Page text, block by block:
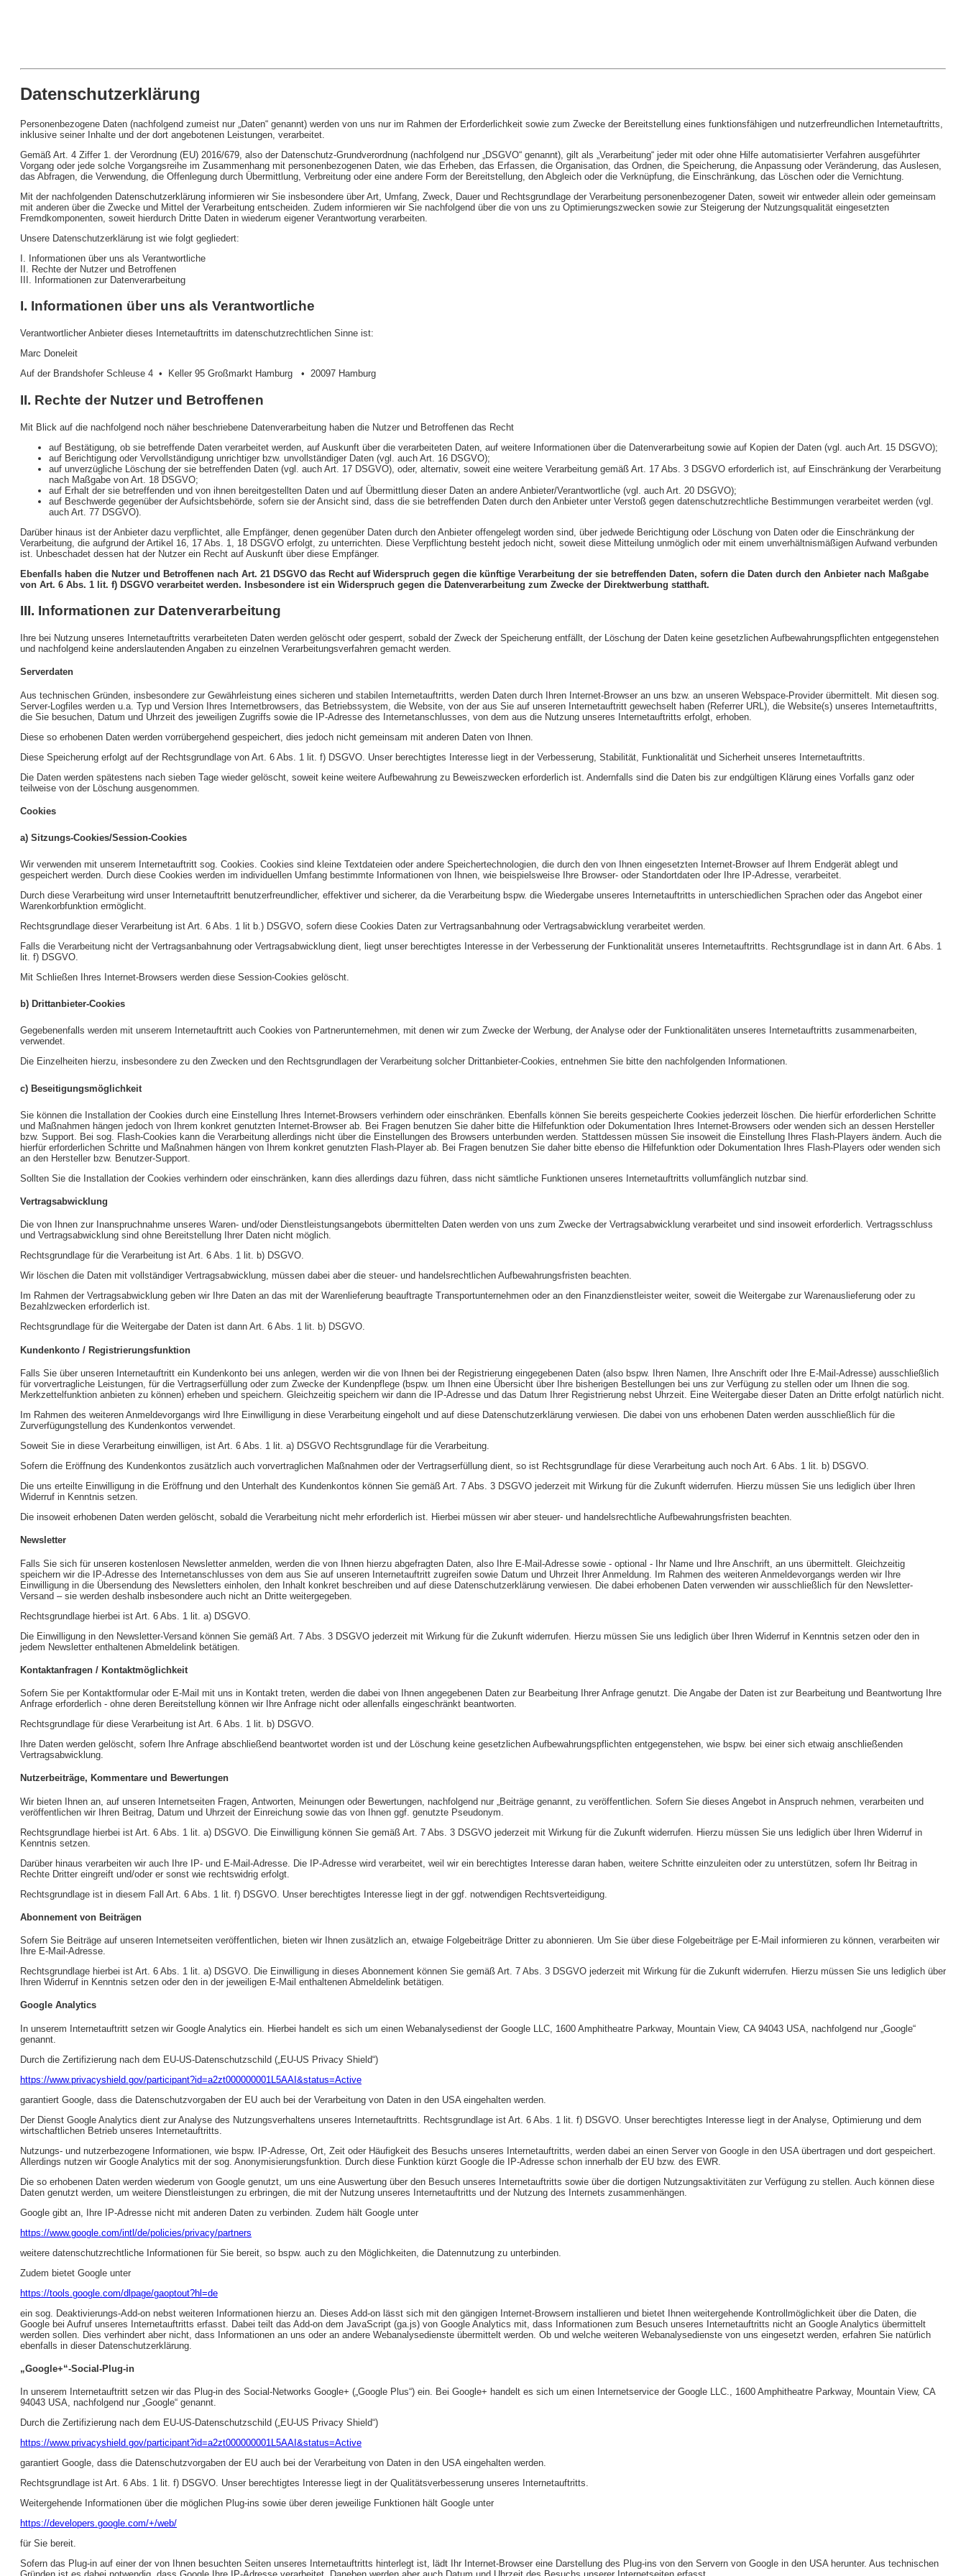
Datenschutzerklärung
Personenbezogene Daten (nachfolgend zumeist nur „Daten“ genannt) werden von uns nur im Rahmen der Erforderlichkeit sowie zum Zwecke der Bereitstellung eines funktionsfähigen und nutzerfreundlichen Internetauftritts,
inklusive seiner Inhalte und der dort angebotenen Leistungen, verarbeitet.
Gemäß Art. 4 Ziffer 1. der Verordnung (EU) 2016/679, also der Datenschutz-Grundverordnung (nachfolgend nur „DSGVO“ genannt), gilt als „Verarbeitung“ jeder mit oder ohne Hilfe automatisierter Verfahren ausgeführter
Vorgang oder jede solche Vorgangsreihe im Zusammenhang mit personenbezogenen Daten, wie das Erheben, das Erfassen, die Organisation, das Ordnen, die Speicherung, die Anpassung oder Veränderung, das Auslesen,
das Abfragen, die Verwendung, die Offenlegung durch Übermittlung, Verbreitung oder eine andere Form der Bereitstellung, den Abgleich oder die Verknüpfung, die Einschränkung, das Löschen oder die Vernichtung.
Mit der nachfolgenden Datenschutzerklärung informieren wir Sie insbesondere über Art, Umfang, Zweck, Dauer und Rechtsgrundlage der Verarbeitung personenbezogener Daten, soweit wir entweder allein oder gemeinsam
mit anderen über die Zwecke und Mittel der Verarbeitung entscheiden. Zudem informieren wir Sie nachfolgend über die von uns zu Optimierungszwecken sowie zur Steigerung der Nutzungsqualität eingesetzten
Fremdkomponenten, soweit hierdurch Dritte Daten in wiederum eigener Verantwortung verarbeiten.
Unsere Datenschutzerklärung ist wie folgt gegliedert:
I. Informationen über uns als Verantwortliche
II. Rechte der Nutzer und Betroffenen
III. Informationen zur Datenverarbeitung
I. Informationen über uns als Verantwortliche
Verantwortlicher Anbieter dieses Internetauftritts im datenschutzrechtlichen Sinne ist:
Marc Doneleit
Auf der Brandshofer Schleuse 4 • Keller 95 Großmarkt Hamburg • 20097 Hamburg
II. Rechte der Nutzer und Betroffenen
Mit Blick auf die nachfolgend noch näher beschriebene Datenverarbeitung haben die Nutzer und Betroffenen das Recht
auf Bestätigung, ob sie betreffende Daten verarbeitet werden, auf Auskunft über die verarbeiteten Daten, auf weitere Informationen über die Datenverarbeitung sowie auf Kopien der Daten (vgl. auch Art. 15 DSGVO);
auf Berichtigung oder Vervollständigung unrichtiger bzw. unvollständiger Daten (vgl. auch Art. 16 DSGVO);
auf unverzügliche Löschung der sie betreffenden Daten (vgl. auch Art. 17 DSGVO), oder, alternativ, soweit eine weitere Verarbeitung gemäß Art. 17 Abs. 3 DSGVO erforderlich ist, auf Einschränkung der Verarbeitung
nach Maßgabe von Art. 18 DSGVO;
auf Erhalt der sie betreffenden und von ihnen bereitgestellten Daten und auf Übermittlung dieser Daten an andere Anbieter/Verantwortliche (vgl. auch Art. 20 DSGVO);
auf Beschwerde gegenüber der Aufsichtsbehörde, sofern sie der Ansicht sind, dass die sie betreffenden Daten durch den Anbieter unter Verstoß gegen datenschutzrechtliche Bestimmungen verarbeitet werden (vgl.
auch Art. 77 DSGVO).
Darüber hinaus ist der Anbieter dazu verpflichtet, alle Empfänger, denen gegenüber Daten durch den Anbieter offengelegt worden sind, über jedwede Berichtigung oder Löschung von Daten oder die Einschränkung der
Verarbeitung, die aufgrund der Artikel 16, 17 Abs. 1, 18 DSGVO erfolgt, zu unterrichten. Diese Verpflichtung besteht jedoch nicht, soweit diese Mitteilung unmöglich oder mit einem unverhältnismäßigen Aufwand verbunden
ist. Unbeschadet dessen hat der Nutzer ein Recht auf Auskunft über diese Empfänger.
Ebenfalls haben die Nutzer und Betroffenen nach Art. 21 DSGVO das Recht auf Widerspruch gegen die künftige Verarbeitung der sie betreffenden Daten, sofern die Daten durch den Anbieter nach Maßgabe
von Art. 6 Abs. 1 lit. f) DSGVO verarbeitet werden. Insbesondere ist ein Widerspruch gegen die Datenverarbeitung zum Zwecke der Direktwerbung statthaft.
III. Informationen zur Datenverarbeitung
Ihre bei Nutzung unseres Internetauftritts verarbeiteten Daten werden gelöscht oder gesperrt, sobald der Zweck der Speicherung entfällt, der Löschung der Daten keine gesetzlichen Aufbewahrungspflichten entgegenstehen
und nachfolgend keine anderslautenden Angaben zu einzelnen Verarbeitungsverfahren gemacht werden.
Serverdaten
Aus technischen Gründen, insbesondere zur Gewährleistung eines sicheren und stabilen Internetauftritts, werden Daten durch Ihren Internet-Browser an uns bzw. an unseren Webspace-Provider übermittelt. Mit diesen sog.
Server-Logfiles werden u.a. Typ und Version Ihres Internetbrowsers, das Betriebssystem, die Website, von der aus Sie auf unseren Internetauftritt gewechselt haben (Referrer URL), die Website(s) unseres Internetauftritts,
die Sie besuchen, Datum und Uhrzeit des jeweiligen Zugriffs sowie die IP-Adresse des Internetanschlusses, von dem aus die Nutzung unseres Internetauftritts erfolgt, erhoben.
Diese so erhobenen Daten werden vorrübergehend gespeichert, dies jedoch nicht gemeinsam mit anderen Daten von Ihnen.
Diese Speicherung erfolgt auf der Rechtsgrundlage von Art. 6 Abs. 1 lit. f) DSGVO. Unser berechtigtes Interesse liegt in der Verbesserung, Stabilität, Funktionalität und Sicherheit unseres Internetauftritts.
Die Daten werden spätestens nach sieben Tage wieder gelöscht, soweit keine weitere Aufbewahrung zu Beweiszwecken erforderlich ist. Andernfalls sind die Daten bis zur endgültigen Klärung eines Vorfalls ganz oder
teilweise von der Löschung ausgenommen.
Cookies
a) Sitzungs-Cookies/Session-Cookies
Wir verwenden mit unserem Internetauftritt sog. Cookies. Cookies sind kleine Textdateien oder andere Speichertechnologien, die durch den von Ihnen eingesetzten Internet-Browser auf Ihrem Endgerät ablegt und
gespeichert werden. Durch diese Cookies werden im individuellen Umfang bestimmte Informationen von Ihnen, wie beispielsweise Ihre Browser- oder Standortdaten oder Ihre IP-Adresse, verarbeitet.
Durch diese Verarbeitung wird unser Internetauftritt benutzerfreundlicher, effektiver und sicherer, da die Verarbeitung bspw. die Wiedergabe unseres Internetauftritts in unterschiedlichen Sprachen oder das Angebot einer
Warenkorbfunktion ermöglicht.
Rechtsgrundlage dieser Verarbeitung ist Art. 6 Abs. 1 lit b.) DSGVO, sofern diese Cookies Daten zur Vertragsanbahnung oder Vertragsabwicklung verarbeitet werden.
Falls die Verarbeitung nicht der Vertragsanbahnung oder Vertragsabwicklung dient, liegt unser berechtigtes Interesse in der Verbesserung der Funktionalität unseres Internetauftritts. Rechtsgrundlage ist in dann Art. 6 Abs. 1
lit. f) DSGVO.
Mit Schließen Ihres Internet-Browsers werden diese Session-Cookies gelöscht.
b) Drittanbieter-Cookies
Gegebenenfalls werden mit unserem Internetauftritt auch Cookies von Partnerunternehmen, mit denen wir zum Zwecke der Werbung, der Analyse oder der Funktionalitäten unseres Internetauftritts zusammenarbeiten,
verwendet.
Die Einzelheiten hierzu, insbesondere zu den Zwecken und den Rechtsgrundlagen der Verarbeitung solcher Drittanbieter-Cookies, entnehmen Sie bitte den nachfolgenden Informationen.
c) Beseitigungsmöglichkeit
Sie können die Installation der Cookies durch eine Einstellung Ihres Internet-Browsers verhindern oder einschränken. Ebenfalls können Sie bereits gespeicherte Cookies jederzeit löschen. Die hierfür erforderlichen Schritte
und Maßnahmen hängen jedoch von Ihrem konkret genutzten Internet-Browser ab. Bei Fragen benutzen Sie daher bitte die Hilfefunktion oder Dokumentation Ihres Internet-Browsers oder wenden sich an dessen Hersteller
bzw. Support. Bei sog. Flash-Cookies kann die Verarbeitung allerdings nicht über die Einstellungen des Browsers unterbunden werden. Stattdessen müssen Sie insoweit die Einstellung Ihres Flash-Players ändern. Auch die
hierfür erforderlichen Schritte und Maßnahmen hängen von Ihrem konkret genutzten Flash-Player ab. Bei Fragen benutzen Sie daher bitte ebenso die Hilfefunktion oder Dokumentation Ihres Flash-Players oder wenden sich
an den Hersteller bzw. Benutzer-Support.
Sollten Sie die Installation der Cookies verhindern oder einschränken, kann dies allerdings dazu führen, dass nicht sämtliche Funktionen unseres Internetauftritts vollumfänglich nutzbar sind.
Vertragsabwicklung
Die von Ihnen zur Inanspruchnahme unseres Waren- und/oder Dienstleistungsangebots übermittelten Daten werden von uns zum Zwecke der Vertragsabwicklung verarbeitet und sind insoweit erforderlich. Vertragsschluss
und Vertragsabwicklung sind ohne Bereitstellung Ihrer Daten nicht möglich.
Rechtsgrundlage für die Verarbeitung ist Art. 6 Abs. 1 lit. b) DSGVO.
Wir löschen die Daten mit vollständiger Vertragsabwicklung, müssen dabei aber die steuer- und handelsrechtlichen Aufbewahrungsfristen beachten.
Im Rahmen der Vertragsabwicklung geben wir Ihre Daten an das mit der Warenlieferung beauftragte Transportunternehmen oder an den Finanzdienstleister weiter, soweit die Weitergabe zur Warenauslieferung oder zu
Bezahlzwecken erforderlich ist.
Rechtsgrundlage für die Weitergabe der Daten ist dann Art. 6 Abs. 1 lit. b) DSGVO.
Kundenkonto / Registrierungsfunktion
Falls Sie über unseren Internetauftritt ein Kundenkonto bei uns anlegen, werden wir die von Ihnen bei der Registrierung eingegebenen Daten (also bspw. Ihren Namen, Ihre Anschrift oder Ihre E-Mail-Adresse) ausschließlich
für vorvertragliche Leistungen, für die Vertragserfüllung oder zum Zwecke der Kundenpflege (bspw. um Ihnen eine Übersicht über Ihre bisherigen Bestellungen bei uns zur Verfügung zu stellen oder um Ihnen die sog.
Merkzettelfunktion anbieten zu können) erheben und speichern. Gleichzeitig speichern wir dann die IP-Adresse und das Datum Ihrer Registrierung nebst Uhrzeit. Eine Weitergabe dieser Daten an Dritte erfolgt natürlich nicht.
Im Rahmen des weiteren Anmeldevorgangs wird Ihre Einwilligung in diese Verarbeitung eingeholt und auf diese Datenschutzerklärung verwiesen. Die dabei von uns erhobenen Daten werden ausschließlich für die
Zurverfügungstellung des Kundenkontos verwendet.
Soweit Sie in diese Verarbeitung einwilligen, ist Art. 6 Abs. 1 lit. a) DSGVO Rechtsgrundlage für die Verarbeitung.
Sofern die Eröffnung des Kundenkontos zusätzlich auch vorvertraglichen Maßnahmen oder der Vertragserfüllung dient, so ist Rechtsgrundlage für diese Verarbeitung auch noch Art. 6 Abs. 1 lit. b) DSGVO.
Die uns erteilte Einwilligung in die Eröffnung und den Unterhalt des Kundenkontos können Sie gemäß Art. 7 Abs. 3 DSGVO jederzeit mit Wirkung für die Zukunft widerrufen. Hierzu müssen Sie uns lediglich über Ihren
Widerruf in Kenntnis setzen.
Die insoweit erhobenen Daten werden gelöscht, sobald die Verarbeitung nicht mehr erforderlich ist. Hierbei müssen wir aber steuer- und handelsrechtliche Aufbewahrungsfristen beachten.
Newsletter
Falls Sie sich für unseren kostenlosen Newsletter anmelden, werden die von Ihnen hierzu abgefragten Daten, also Ihre E-Mail-Adresse sowie - optional - Ihr Name und Ihre Anschrift, an uns übermittelt. Gleichzeitig
speichern wir die IP-Adresse des Internetanschlusses von dem aus Sie auf unseren Internetauftritt zugreifen sowie Datum und Uhrzeit Ihrer Anmeldung. Im Rahmen des weiteren Anmeldevorgangs werden wir Ihre
Einwilligung in die Übersendung des Newsletters einholen, den Inhalt konkret beschreiben und auf diese Datenschutzerklärung verwiesen. Die dabei erhobenen Daten verwenden wir ausschließlich für den Newsletter-
Versand – sie werden deshalb insbesondere auch nicht an Dritte weitergegeben.
Rechtsgrundlage hierbei ist Art. 6 Abs. 1 lit. a) DSGVO.
Die Einwilligung in den Newsletter-Versand können Sie gemäß Art. 7 Abs. 3 DSGVO jederzeit mit Wirkung für die Zukunft widerrufen. Hierzu müssen Sie uns lediglich über Ihren Widerruf in Kenntnis setzen oder den in
jedem Newsletter enthaltenen Abmeldelink betätigen.
Kontaktanfragen / Kontaktmöglichkeit
Sofern Sie per Kontaktformular oder E-Mail mit uns in Kontakt treten, werden die dabei von Ihnen angegebenen Daten zur Bearbeitung Ihrer Anfrage genutzt. Die Angabe der Daten ist zur Bearbeitung und Beantwortung Ihre
Anfrage erforderlich - ohne deren Bereitstellung können wir Ihre Anfrage nicht oder allenfalls eingeschränkt beantworten.
Rechtsgrundlage für diese Verarbeitung ist Art. 6 Abs. 1 lit. b) DSGVO.
Ihre Daten werden gelöscht, sofern Ihre Anfrage abschließend beantwortet worden ist und der Löschung keine gesetzlichen Aufbewahrungspflichten entgegenstehen, wie bspw. bei einer sich etwaig anschließenden
Vertragsabwicklung.
Nutzerbeiträge, Kommentare und Bewertungen
Wir bieten Ihnen an, auf unseren Internetseiten Fragen, Antworten, Meinungen oder Bewertungen, nachfolgend nur „Beiträge genannt, zu veröffentlichen. Sofern Sie dieses Angebot in Anspruch nehmen, verarbeiten und
veröffentlichen wir Ihren Beitrag, Datum und Uhrzeit der Einreichung sowie das von Ihnen ggf. genutzte Pseudonym.
Rechtsgrundlage hierbei ist Art. 6 Abs. 1 lit. a) DSGVO. Die Einwilligung können Sie gemäß Art. 7 Abs. 3 DSGVO jederzeit mit Wirkung für die Zukunft widerrufen. Hierzu müssen Sie uns lediglich über Ihren Widerruf in
Kenntnis setzen.
Darüber hinaus verarbeiten wir auch Ihre IP- und E-Mail-Adresse. Die IP-Adresse wird verarbeitet, weil wir ein berechtigtes Interesse daran haben, weitere Schritte einzuleiten oder zu unterstützen, sofern Ihr Beitrag in
Rechte Dritter eingreift und/oder er sonst wie rechtswidrig erfolgt.
Rechtsgrundlage ist in diesem Fall Art. 6 Abs. 1 lit. f) DSGVO. Unser berechtigtes Interesse liegt in der ggf. notwendigen Rechtsverteidigung.
Abonnement von Beiträgen
Sofern Sie Beiträge auf unseren Internetseiten veröffentlichen, bieten wir Ihnen zusätzlich an, etwaige Folgebeiträge Dritter zu abonnieren. Um Sie über diese Folgebeiträge per E-Mail informieren zu können, verarbeiten wir
Ihre E-Mail-Adresse.
Rechtsgrundlage hierbei ist Art. 6 Abs. 1 lit. a) DSGVO. Die Einwilligung in dieses Abonnement können Sie gemäß Art. 7 Abs. 3 DSGVO jederzeit mit Wirkung für die Zukunft widerrufen. Hierzu müssen Sie uns lediglich über
Ihren Widerruf in Kenntnis setzen oder den in der jeweiligen E-Mail enthaltenen Abmeldelink betätigen.
Google Analytics
In unserem Internetauftritt setzen wir Google Analytics ein. Hierbei handelt es sich um einen Webanalysedienst der Google LLC, 1600 Amphitheatre Parkway, Mountain View, CA 94043 USA, nachfolgend nur „Google“
genannt.
Durch die Zertifizierung nach dem EU-US-Datenschutzschild („EU-US Privacy Shield“)
https://www.privacyshield.gov/participant?id=a2zt000000001L5AAI&status=Active
garantiert Google, dass die Datenschutzvorgaben der EU auch bei der Verarbeitung von Daten in den USA eingehalten werden.
Der Dienst Google Analytics dient zur Analyse des Nutzungsverhaltens unseres Internetauftritts. Rechtsgrundlage ist Art. 6 Abs. 1 lit. f) DSGVO. Unser berechtigtes Interesse liegt in der Analyse, Optimierung und dem
wirtschaftlichen Betrieb unseres Internetauftritts.
Nutzungs- und nutzerbezogene Informationen, wie bspw. IP-Adresse, Ort, Zeit oder Häufigkeit des Besuchs unseres Internetauftritts, werden dabei an einen Server von Google in den USA übertragen und dort gespeichert.
Allerdings nutzen wir Google Analytics mit der sog. Anonymisierungsfunktion. Durch diese Funktion kürzt Google die IP-Adresse schon innerhalb der EU bzw. des EWR.
Die so erhobenen Daten werden wiederum von Google genutzt, um uns eine Auswertung über den Besuch unseres Internetauftritts sowie über die dortigen Nutzungsaktivitäten zur Verfügung zu stellen. Auch können diese
Daten genutzt werden, um weitere Dienstleistungen zu erbringen, die mit der Nutzung unseres Internetauftritts und der Nutzung des Internets zusammenhängen.
Google gibt an, Ihre IP-Adresse nicht mit anderen Daten zu verbinden. Zudem hält Google unter
https://www.google.com/intl/de/policies/privacy/partners
weitere datenschutzrechtliche Informationen für Sie bereit, so bspw. auch zu den Möglichkeiten, die Datennutzung zu unterbinden.
Zudem bietet Google unter
https://tools.google.com/dlpage/gaoptout?hl=de
ein sog. Deaktivierungs-Add-on nebst weiteren Informationen hierzu an. Dieses Add-on lässt sich mit den gängigen Internet-Browsern installieren und bietet Ihnen weitergehende Kontrollmöglichkeit über die Daten, die
Google bei Aufruf unseres Internetauftritts erfasst. Dabei teilt das Add-on dem JavaScript (ga.js) von Google Analytics mit, dass Informationen zum Besuch unseres Internetauftritts nicht an Google Analytics übermittelt
werden sollen. Dies verhindert aber nicht, dass Informationen an uns oder an andere Webanalysedienste übermittelt werden. Ob und welche weiteren Webanalysedienste von uns eingesetzt werden, erfahren Sie natürlich
ebenfalls in dieser Datenschutzerklärung.
„Google+“-Social-Plug-in
In unserem Internetauftritt setzen wir das Plug-in des Social-Networks Google+ („Google Plus“) ein. Bei Google+ handelt es sich um einen Internetservice der Google LLC., 1600 Amphitheatre Parkway, Mountain View, CA
94043 USA, nachfolgend nur „Google“ genannt.
Durch die Zertifizierung nach dem EU-US-Datenschutzschild („EU-US Privacy Shield“)
https://www.privacyshield.gov/participant?id=a2zt000000001L5AAI&status=Active
garantiert Google, dass die Datenschutzvorgaben der EU auch bei der Verarbeitung von Daten in den USA eingehalten werden.
Rechtsgrundlage ist Art. 6 Abs. 1 lit. f) DSGVO. Unser berechtigtes Interesse liegt in der Qualitätsverbesserung unseres Internetauftritts.
Weitergehende Informationen über die möglichen Plug-ins sowie über deren jeweilige Funktionen hält Google unter
https://developers.google.com/+/web/
für Sie bereit.
Sofern das Plug-in auf einer der von Ihnen besuchten Seiten unseres Internetauftritts hinterlegt ist, lädt Ihr Internet-Browser eine Darstellung des Plug-ins von den Servern von Google in den USA herunter. Aus technischen